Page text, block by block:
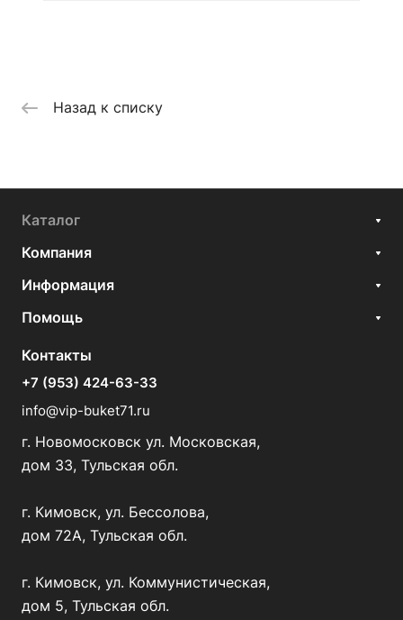
Назад к списку
Каталог
Компания
Информация
Помощь
Контакты
+7 (953) 424-63-33
info@vip-buket71.ru
г. Новомосковск ул. Московская,
дом 33, Тульская обл.
г. Кимовск, ул. Бессолова,
дом 72А, Тульская обл.
г. Кимовск, ул. Коммунистическая,
дом 5, Тульская обл.